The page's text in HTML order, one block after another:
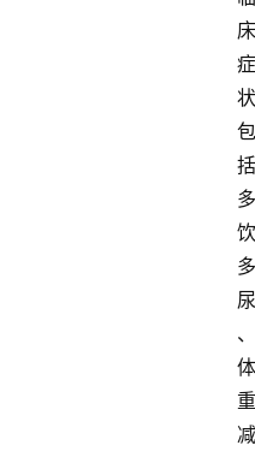
床
症
状
包
括
多
饮
多
尿
、
体
重
减